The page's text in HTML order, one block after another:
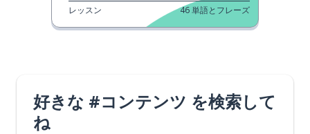
レッスン 46単語とフレーズ
好きな #コンテンツ を検索して
ね